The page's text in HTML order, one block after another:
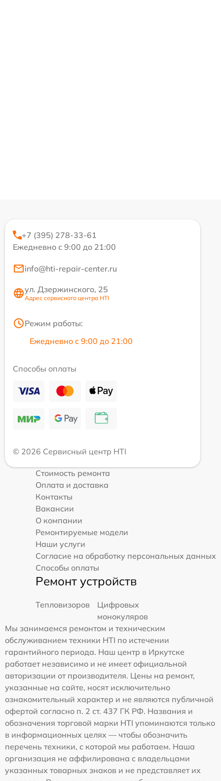
+7 (395) 278-33-61
Ежедневно с 9:00 до 21:00
info@hti-repair-center.ru
ул. Дзержинского, 25
Адрес сервисного центра HTI
Режим работы:
Ежедневно с 9:00 до 21:00
Способы оплаты
© 2026 Сервисный центр HTI
Стоимость ремонта
Оплата и доставка
Контакты
Вакансии
О компании
Ремонтируемые модели
Наши услуги
Согласие на обработку персональных данных
Способы оплаты
Ремонт устройств
Тепловизоров
Цифровых
монокуляров
Мы занимаемся ремонтом и техническим
обслуживанием техники HTI по истечении
гарантийного периода. Наш центр в Иркутске
работает независимо и не имеет официальной
авторизации от производителя. Цены на ремонт,
указанные на сайте, носят исключительно
ознакомительный характер и не являются публичной
офертой согласно п. 2 ст. 437 ГК РФ. Названия и
обозначения торговой марки HTI упоминаются только
в информационных целях — чтобы обозначить
перечень техники, с которой мы работаем. Наша
организация не аффилирована с владельцами
указанных товарных знаков и не представляет их